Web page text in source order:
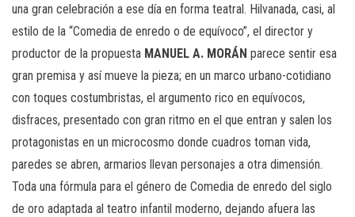
una gran celebración a ese día en forma teatral. Hilvanada, casi, al
estilo de la “Comedia de enredo o de equívoco”, el director y
productor de la propuesta MANUEL A. MORÁN parece sentir esa
gran premisa y así mueve la pieza; en un marco urbano-cotidiano
con toques costumbristas, el argumento rico en equívocos,
disfraces, presentado con gran ritmo en el que entran y salen los
protagonistas en un microcosmo donde cuadros toman vida,
paredes se abren, armarios llevan personajes a otra dimensión.
Toda una fórmula para el género de Comedia de enredo del siglo
de oro adaptada al teatro infantil moderno, dejando afuera las